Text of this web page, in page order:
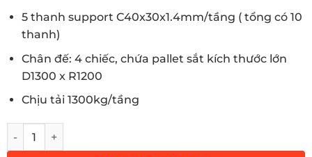
5 thanh support C40x30x1.4mm/tầng ( tổng có 10
thanh)
Chân đế: 4 chiếc, chứa pallet sắt kích thước lớn
D1300 x R1200
Chịu tải 1300kg/tầng
Kệ pallet sắt 2 tầng chứa 1 pallet tải 1300kg số lượng